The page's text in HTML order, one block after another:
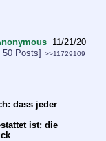
11/21/20
50 Posts] >>11729109
dass jeder
ist; die